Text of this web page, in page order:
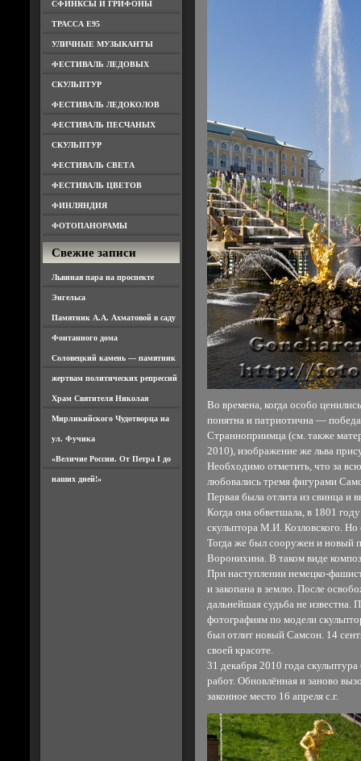
СФИНКСЫ И ГРИФОНЫ
ТРАССА Е95
УЛИЧНЫЕ МУЗЫКАНТЫ
ФЕСТИВАЛЬ ЛЕДОВЫХ
СКУЛЬПТУР
ФЕСТИВАЛЬ ЛЕДОКОЛОВ
ФЕСТИВАЛЬ ПЕСЧАНЫХ
СКУЛЬПТУР
ФЕСТИВАЛЬ СВЕТА
ФЕСТИВАЛЬ ЦВЕТОВ
ФИНЛЯНДИЯ
ФОТОПАНОРАМЫ
Свежие записи
Львиная пара на проспекте
Энгельса
Памятник А.А. Ахматовой в саду
Фонтанного дома
Соловецкий камень — памятник
жертвам политических репрессий
Храм Святителя Николая
Мирликийского Чудотворца на
ул. Фучика
«Величие России. От Петра I до
наших дней!»
Во времена, когда особо
понятна и патриотична —
Странноприимца (см. также
2010), изображение же льва
Необходимо отметить, что за
любовались тремя фигурами
Первая была отлита из свинца и
Когда она обветшала, в 1801
скульптора М.И. Козловского.
Тогда же был сооружен и новый
Воронихина. В таком виде
При наступлении немецко-
и закопана в землю. После
дальнейшая судьба не
фотографиям по модели
был отлит новый Самсон. 14
своей красоте.
31 декабря 2010 года
работ. Обновлённая и заново
законное место 16 апреля с.г.